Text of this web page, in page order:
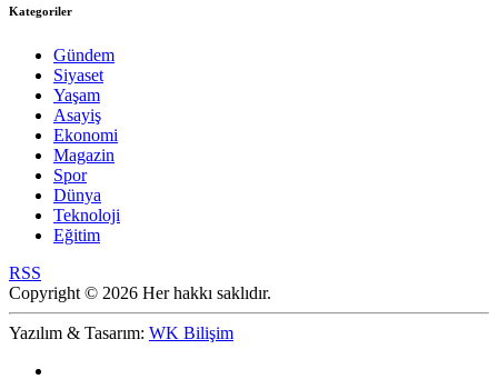
Kategoriler
Gündem
Siyaset
Yaşam
Asayiş
Ekonomi
Magazin
Spor
Dünya
Teknoloji
Eğitim
RSS
Copyright © 2026 Her hakkı saklıdır.
Yazılım & Tasarım: WK Bilişim